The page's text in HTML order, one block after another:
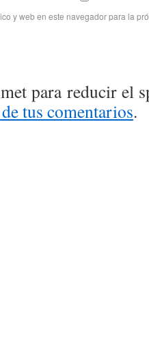
y web en este navegador para la
para reducir el
tus comentarios.